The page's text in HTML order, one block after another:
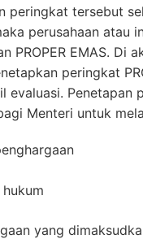
peringkat tersebut
perusahaan atau
PROPER EMAS. Di
peringkat
evaluasi. Penetapan
Menteri untuk
yang